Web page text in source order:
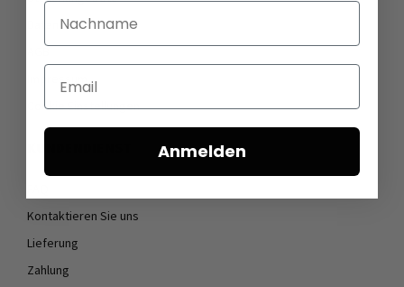
Datenschutz
AGB
Cookie Einstellungen
Kontaktieren Sie uns
Lieferung
Zahlung
Nachname
Email
Anmelden